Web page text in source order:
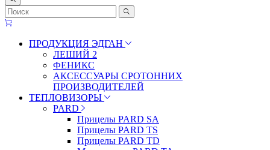
ПРОДУКЦИЯ ЭДГАН
ЛЕШИЙ 2
ФЕНИКС
АКСЕССУАРЫ СРОТОННИХ
ПРОИЗВОДИТЕЛЕЙ
ТЕПЛОВИЗОРЫ
PARD
Прицелы PARD SA
Прицелы PARD TS
Прицелы PARD TD